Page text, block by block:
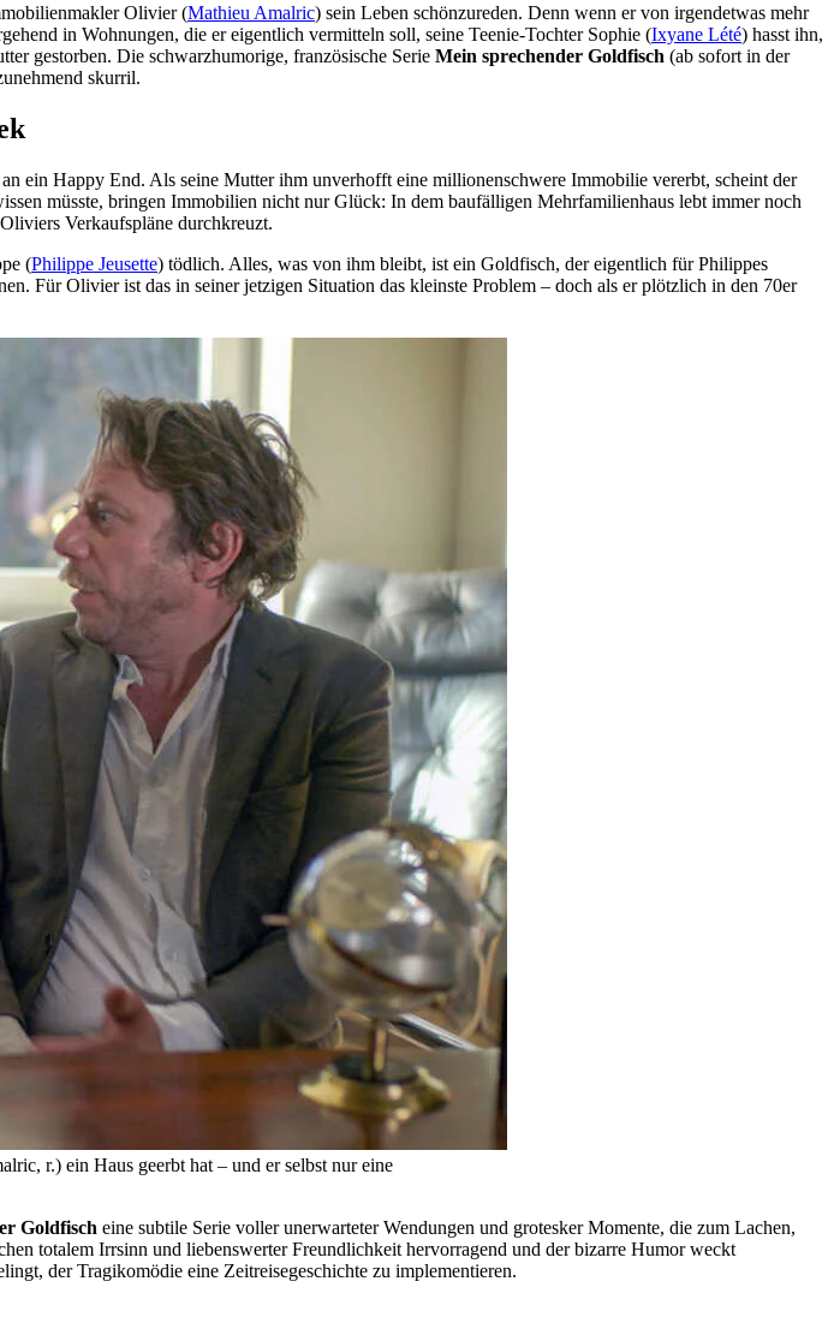
Olivier (Mathieu Amalric) sein Leben schönzureden. Denn wenn er von irgendetwas mehr
in Wohnungen, die er eigentlich vermitteln soll, seine Teenie-Tochter Sophie (Ixyane Lété) hasst ihn,
gestorben. Die schwarzhumorige, französische Serie Mein sprechender Goldfisch (ab sofort in der
skurril.
ein Happy End. Als seine Mutter ihm unverhofft eine millionenschwere Immobilie vererbt, scheint der
müsste, bringen Immobilien nicht nur Glück: In dem baufälligen Mehrfamilienhaus lebt immer noch
Verkaufspläne durchkreuzt.
(Philippe Jeusette) tödlich. Alles, was von ihm bleibt, ist ein Goldfisch, der eigentlich für Philippes
Für Olivier ist das in seiner jetzigen Situation das kleinste Problem – doch als er plötzlich in den 70er
r.) ein Haus geerbt hat – und er selbst nur eine
Goldfisch eine subtile Serie voller unerwarteter Wendungen und grotesker Momente, die zum Lachen,
totalem Irrsinn und liebenswerter Freundlichkeit hervorragend und der bizarre Humor weckt
der Tragikomödie eine Zeitreisegeschichte zu implementieren.